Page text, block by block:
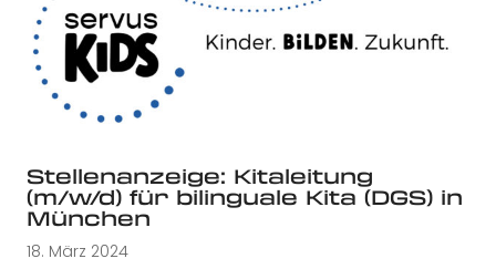
Stellenanzeige: Kitaleitung
(m/w/d) für bilinguale Kita (DGS) in
München
18. März 2024